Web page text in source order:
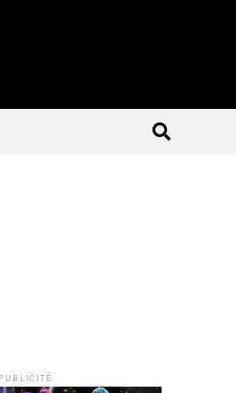
PUBLICITÉ